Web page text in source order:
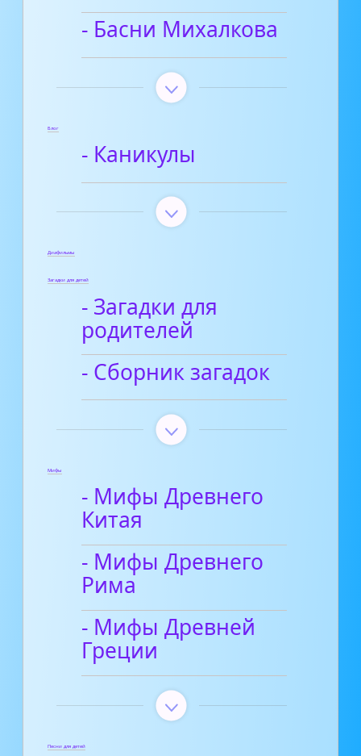
- Басни Михалкова
Блог
- Каникулы
Диафильмы
Загадки для детей
- Загадки для
родителей
- Сборник загадок
Мифы
- Мифы Древнего
Китая
- Мифы Древнего
Рима
- Мифы Древней
Греции
Песни для детей